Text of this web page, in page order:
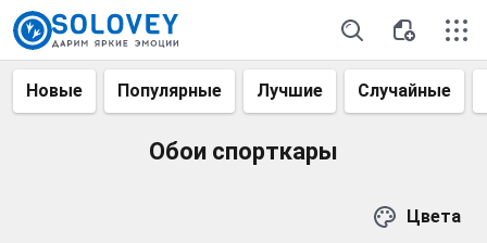
Новые Популярные Лучшие Случайные
Обои спорткары
Цвета